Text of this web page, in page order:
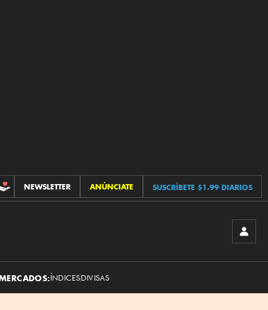
CONTRIBUCIONES
NEWSLETTER ANÚNCIATE SUSCRÍBETE $1.99 DIARIOS
ÍNDICESDIVISAS